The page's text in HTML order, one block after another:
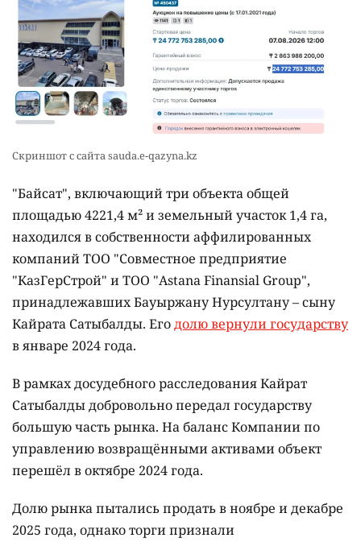
Скриншот с сайта sauda.e-qazyna.kz
"Байсат", включающий три объекта общей
площадью 4221,4 м² и земельный участок 1,4 га,
находился в собственности аффилированных
компаний ТОО "Совместное предприятие
"КазГерСтрой" и ТОО "Astana Finansial Group",
принадлежавших Бауыржану Нурсултану – сыну
Кайрата Сатыбалды. Егодолю вернули государству
в январе 2024 года.
В рамках досудебного расследования Кайрат
Сатыбалды добровольно передал государству
большую часть рынка. На баланс Компании по
управлению возвращёнными активами объект
перешёл в октябре 2024 года.
Долю рынка пытались продать в ноябре и декабре
2025 года, однако торги признали